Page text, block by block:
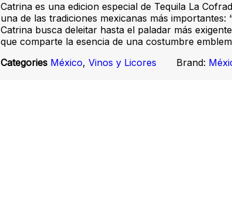
Catrina es una edicion especial de Tequila La
una de las tradiciones mexicanas más importantes:
Catrina busca deleitar hasta el paladar más
que comparte la esencia de una costumbre
Categories México, Vinos y Licores Brand: